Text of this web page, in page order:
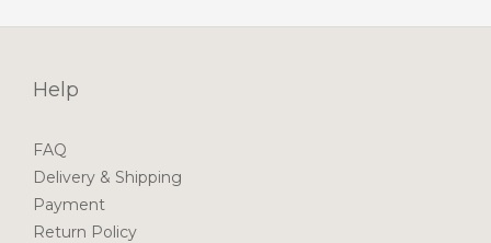
Help
FAQ
Delivery & Shipping
Payment
Return Policy